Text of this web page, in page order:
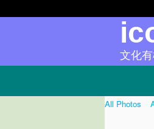
文化
All Photos